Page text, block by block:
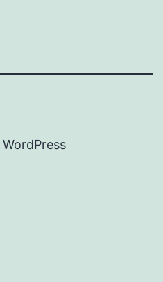
WordPress